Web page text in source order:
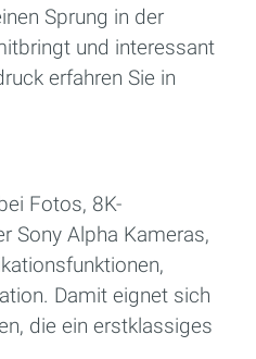
Sprung in der
und interessant
erfahren Sie in
Fotos, 8K-
Sony Alpha Kameras,
Damit eignet sich
die ein erstklassiges